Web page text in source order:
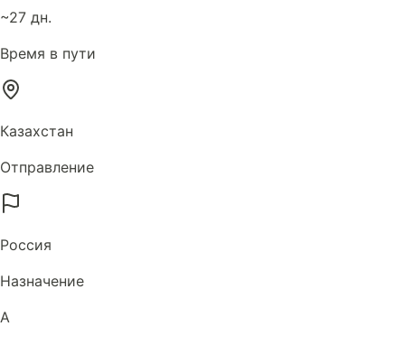
~27 дн.
Время в пути
Казахстан
Отправление
Россия
Назначение
А